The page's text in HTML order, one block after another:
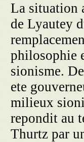
La situation
de Lyautey
philosophie
sionisme.
ete
milieux
repondit au
Thurtz par